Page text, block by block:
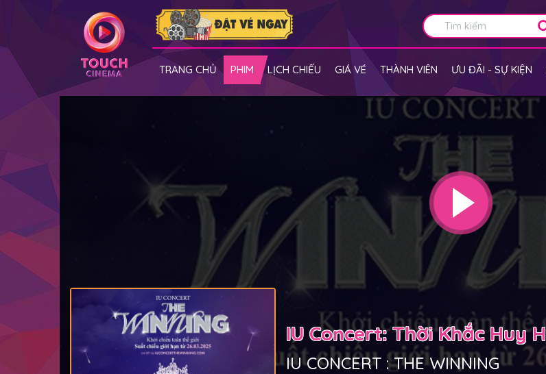
TRANG CHỦ PHIM LỊCH CHIẾU GIÁ VÉ THÀNH VIÊN ƯU ĐÃI - SỰ KIỆN
IU Concert: Thời Khắc Huy
IU CONCERT : THE WINNING